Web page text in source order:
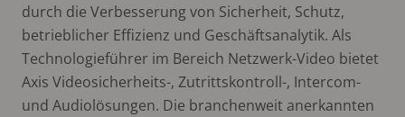
durch die Verbesserung von Sicherheit, Schutz,
betrieblicher Effizienz und Geschäftsanalytik. Als
Technologieführer im Bereich Netzwerk-Video bietet
Axis Videosicherheits-, Zutrittskontroll-, Intercom-
und Audiolösungen. Die branchenweit anerkannten